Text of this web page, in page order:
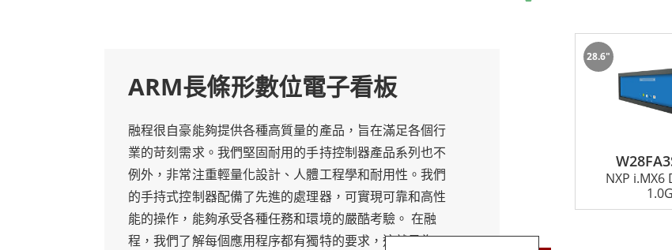
融程長條形數位電子看板的另一個主要優勢是其堅固的製造質量。這些設備經久耐用，具有堅固耐用
得它們非常適合在人流量大的區域使用，這些區域可能會受到大量使用和潛在的損壞。
對於那些為有限或非典型空間尋找可靠、高性能計算解決方案的人來說，融程的長條形數位電子看板
的製造質量和獨特的設計，這些設備非常適合各種應用，包括廣告、公共交通和商業建築。
ARM長條形數位電子看板
融程很自豪能夠提供各種高質量的產品，旨在滿足各個行
業的苛刻需求。我們堅固耐用的手持控制器產品系列也不
例外，非常注重輕量化設計、人體工程學和耐用性。我們
的手持式控制器配備了先進的處理器，可實現可靠和高性
能的操作，能夠承受各種任務和環境的嚴酷考驗。 在融
程，我們了解每個應用程序都有獨特的要求，這就是為什
28.6"
NXP i.MX6